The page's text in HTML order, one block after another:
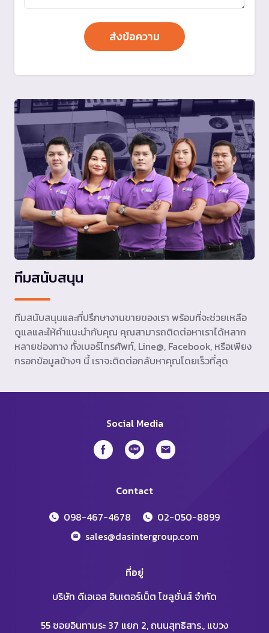
ทีมสนับสนุน
ทีมสนับสนุนและที่ปรึกษางานขายของเรา พร้อมที่จะช่วยเหลือ
ดูแลและให้คำแนะนำกับคุณ คุณสามารถติดต่อหาเราได้หลาก
หลายช่องทาง ทั้งเบอร์โทรศัพท์, Line@, Facebook, หรือเพียง
กรอกข้อมูลข้างๆ นี้ เราจะติดต่อกลับหาคุณโดยเร็วที่สุด
Social Media
Contact
098-467-4678
02-050-8899
sales@dasintergroup.com
ที่อยู่
บริษัท ดีเอเอส อินเตอร์เน็ต โซลูชั่นส์ จำกัด
55 ซอยอินทามระ 37 แยก 2, ถนนสุทธิสาร., แขวง